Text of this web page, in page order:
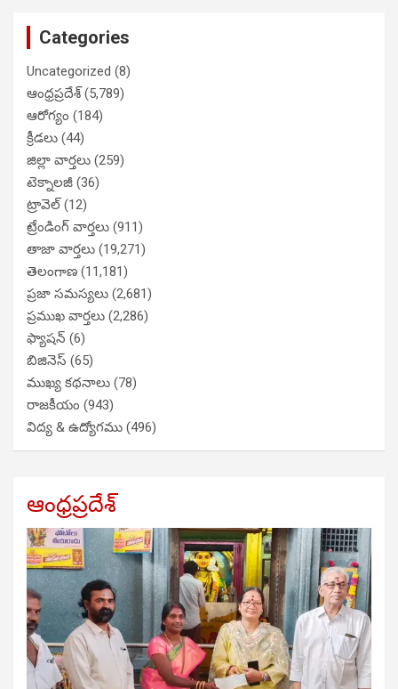
Categories
Uncategorized (8)
ఆంధ్రప్రదేశ్(5,789)
ఆరోగ్యం (184)
క్రీడలు (44)
జిల్లా వార్తలు (259)
టెక్నాలజీ (36)
ట్రావెల్(12)
ట్రేండింగ్ వార్తలు (911)
తాజా వార్తలు (19,271)
తెలంగాణ (11,181)
ప్రజా సమస్యలు (2,681)
ప్రముఖ వార్తలు (2,286)
ఫ్యాషన్ (6)
బిజినెస్ (65)
ముఖ్య కథనాలు (78)
రాజకీయం (943)
విద్య & ఉద్యోగము (496)
ఆంధ్రప్రదేశ్